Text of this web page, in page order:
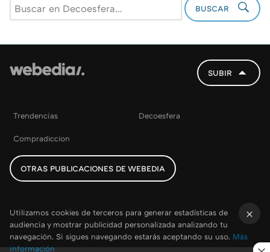
BUSCAR
SUBIR
Trendencias Decoesfera
Compradiccion
OTRAS PUBLICACIONES DE WEBEDIA
Utilizamos cookies de terceros para generar estadísticas de
audiencia y mostrar publicidad personalizada analizando tu
navegación. Si sigues navegando estarás aceptando su uso. Más
información